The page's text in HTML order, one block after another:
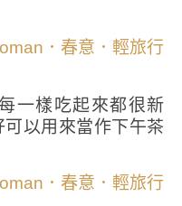
一樣吃起來都很新
以用來當作下午茶